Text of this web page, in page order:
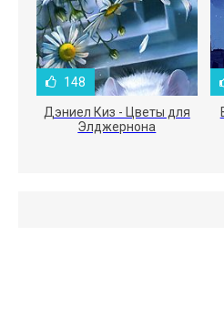
148
Дэниел Киз - Цветы для
Элджернона